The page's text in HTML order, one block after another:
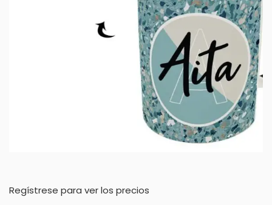
Regístrese para ver los precios